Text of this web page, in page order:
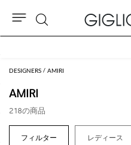
DESIGNERS AMIRI
AMIRI
218の商品
レディース
検